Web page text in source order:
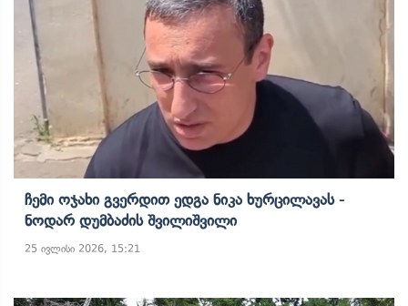
Ჩემი Ოჯახი Გვერდით Ედგა Ნიკა Ხურცილავას -
Ნოდარ Დუმბაძის Შვილიშვილი
25 ივლისი 2026, 15:21